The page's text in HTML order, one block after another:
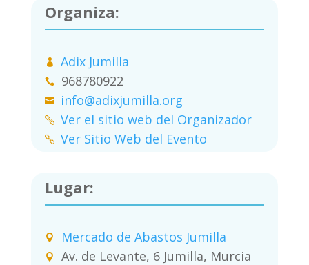
Organiza:
Adix Jumilla
968780922
info@adixjumilla.org
Ver el sitio web del Organizador
Ver Sitio Web del Evento
Lugar:
Mercado de Abastos Jumilla
Av. de Levante, 6 Jumilla, Murcia